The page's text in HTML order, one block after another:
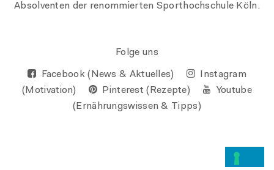
Absolventen der renommierten Sporthochschule Köln.
Folge uns
Facebook (News & Aktuelles)
Instagram
(Motivation)
Pinterest (Rezepte)
Youtube
(Ernährungswissen & Tipps)